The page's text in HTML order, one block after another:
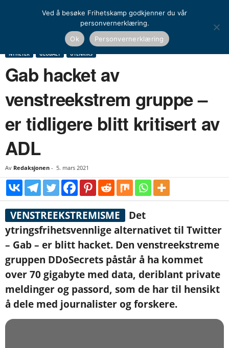
Globalt
Gab hacket av venstreekstrem gruppe – er tidligere blitt
NYHETER GLOBALT UTENRIKS
Gab hacket av
venstreekstrem gruppe –
er tidligere blitt kritisert av
ADL
Av Redaksjonen - 5. mars 2021
VENSTREEKSTREMISME
Det
ytringsfrihetsvennlige alternativet til Twitter
– Gab – er blitt hacket. Den venstreekstreme
gruppen DDoSecrets påstår å ha kommet
over 70 gigabyte med data, deriblant private
meldinger og passord, som de har til hensikt
å dele med journalister og forskere.
Ved å besøke Frihetskamp godkjenner du vår
personvernerklæring.
Ok
Personvernerklæring